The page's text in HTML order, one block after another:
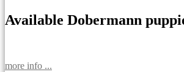
Available Dobermann
more info ...